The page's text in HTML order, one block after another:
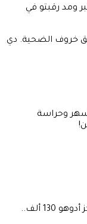
ومد رقبتو في
حق خروف الضحية. دي
بس، بعد سهر وحراسة
يا زول! 115 دولار؟ والله العامل المعانا في المركز أدوهو 130 ألف..